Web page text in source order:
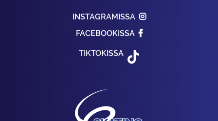
INSTAGRAMISSA
FACEBOOKISSA
TIKTOKISSA